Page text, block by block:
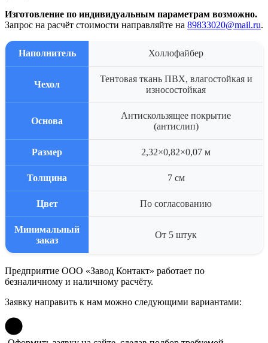
Изготовление по индивидуальным параметрам возможно.
Запрос на расчёт стоимости направляйте на 89833020@mail.ru.
Наполнитель Холлофайбер
Чехол
Тентовая ткань ПВХ, влагостойкая и
износостойкая
Основа
Антискользящее покрытие
(антислип)
Размер 2,32×0,82×0,07 м
Толщина 7 см
Цвет По согласованию
Минимальный
заказ
От 5 штук
Предприятие ООО «Завод Контакт» работает по
безналичному и наличному расчёту.
Заявку направить к нам можно следующими вариантами: